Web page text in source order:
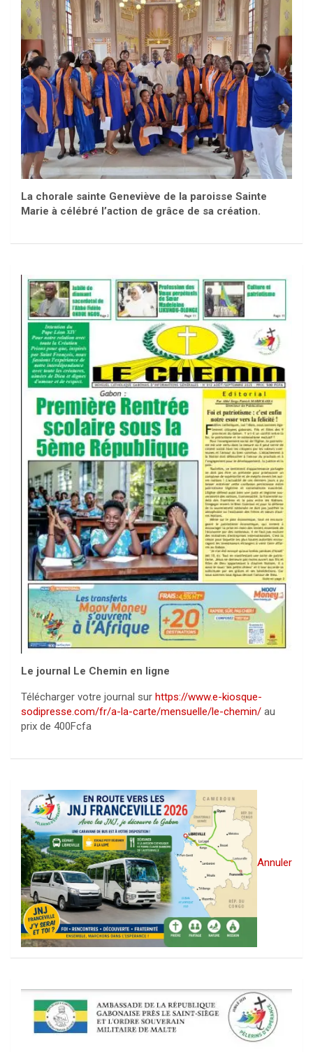
La chorale sainte Geneviève de la paroisse Sainte
Marie à célébré l’action de grâce de sa création.
Le journal Le Chemin en ligne
Télécharger votre journal sur https://www.e-kiosque-
sodipresse.com/fr/a-la-carte/mensuelle/le-chemin/ au
prix de 400Fcfa
Annuler